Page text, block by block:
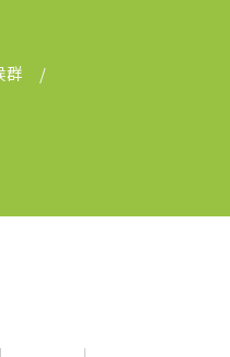
群